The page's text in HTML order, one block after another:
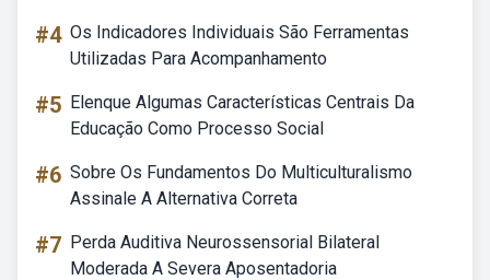
#4 Os Indicadores Individuais São Ferramentas
Utilizadas Para Acompanhamento
#5 Elenque Algumas Características Centrais Da
Educação Como Processo Social
#6 Sobre Os Fundamentos Do Multiculturalismo
Assinale A Alternativa Correta
#7 Perda Auditiva Neurossensorial Bilateral
Moderada A Severa Aposentadoria